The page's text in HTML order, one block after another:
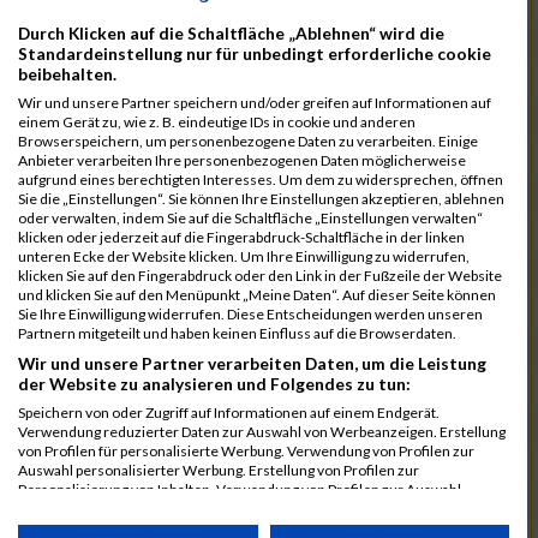
1069
Wilhelmsen
00:43:45.9
1020
Krummacker
1025
Last
00:43:53.7
953
Wrage
00:43:54.9
924
Lange
00:43:55.4
1070
Witt
00:43:55.7
973
Brüsse
00:44:00.7
890
Damman
00:44:02.9
1108
Gorniak
00:44:12.9
938
Schönewolf
00:44:46.4
1165
Witthöft
00:44:53.2
Durch Klicken auf die Schaltfläche „Ablehnen“ wird die
Standardeinstellung nur für unbedingt erforderliche cookie
beibehalten.
Wir und unsere Partner speichern und/oder greifen auf Informationen auf
einem Gerät zu, wie z. B. eindeutige IDs in cookie und anderen
Browserspeichern, um personenbezogene Daten zu verarbeiten. Einige
Anbieter verarbeiten Ihre personenbezogenen Daten möglicherweise
aufgrund eines berechtigten Interesses. Um dem zu widersprechen, öffnen
Sie die „Einstellungen“. Sie können Ihre Einstellungen akzeptieren, ablehnen
oder verwalten, indem Sie auf die Schaltfläche „Einstellungen verwalten“
klicken oder jederzeit auf die Fingerabdruck-Schaltfläche in der linken
unteren Ecke der Website klicken. Um Ihre Einwilligung zu widerrufen,
klicken Sie auf den Fingerabdruck oder den Link in der Fußzeile der Website
und klicken Sie auf den Menüpunkt „Meine Daten“. Auf dieser Seite können
Sie Ihre Einwilligung widerrufen. Diese Entscheidungen werden unseren
Partnern mitgeteilt und haben keinen Einfluss auf die Browserdaten.
Wir und unsere Partner verarbeiten Daten, um die Leistung
der Website zu analysieren und Folgendes zu tun:
Speichern von oder Zugriff auf Informationen auf einem Endgerät.
Verwendung reduzierter Daten zur Auswahl von Werbeanzeigen. Erstellung
von Profilen für personalisierte Werbung. Verwendung von Profilen zur
Auswahl personalisierter Werbung. Erstellung von Profilen zur
Personalisierung von Inhalten. Verwendung von Profilen zur Auswahl
Performance von Inhalten. Analyse von Zielgruppen durch Statistiken oder